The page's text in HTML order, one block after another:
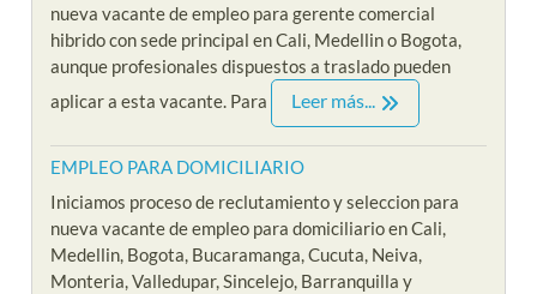
nueva vacante de empleo para gerente comercial
hibrido con sede principal en Cali, Medellin o Bogota,
aunque profesionales dispuestos a traslado pueden
aplicar a esta vacante. Para
Leer más...
EMPLEO PARA DOMICILIARIO
Iniciamos proceso de reclutamiento y seleccion para
nueva vacante de empleo para domiciliario en Cali,
Medellin, Bogota, Bucaramanga, Cucuta, Neiva,
Monteria, Valledupar, Sincelejo, Barranquilla y